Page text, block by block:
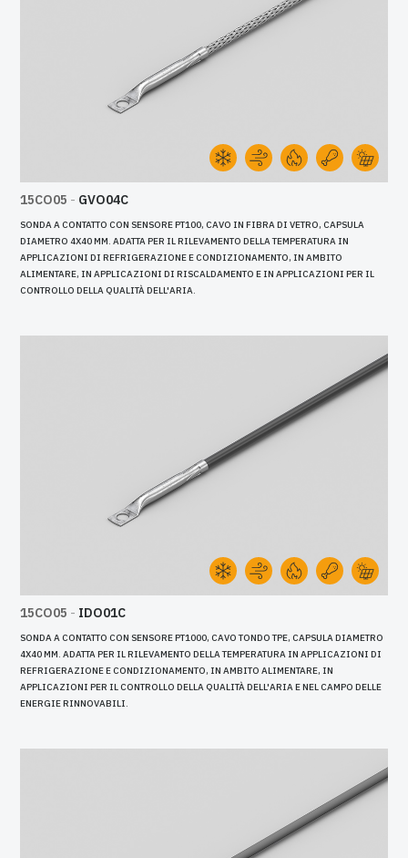
15CO05 - GVO04C
SONDA A CONTATTO CON SENSORE PT100, CAVO IN FIBRA DI VETRO, CAPSULA
DIAMETRO 4X40 MM. ADATTA PER IL RILEVAMENTO DELLA TEMPERATURA IN
APPLICAZIONI DI REFRIGERAZIONE E CONDIZIONAMENTO, IN AMBITO
ALIMENTARE, IN APPLICAZIONI DI RISCALDAMENTO E IN APPLICAZIONI PER IL
CONTROLLO DELLA QUALITÀ DELL'ARIA.
15CO05 - IDO01C
SONDA A CONTATTO CON SENSORE PT1000, CAVO TONDO TPE, CAPSULA DIAMETRO
4X40 MM. ADATTA PER IL RILEVAMENTO DELLA TEMPERATURA IN APPLICAZIONI DI
REFRIGERAZIONE E CONDIZIONAMENTO, IN AMBITO ALIMENTARE, IN
APPLICAZIONI PER IL CONTROLLO DELLA QUALITÀ DELL'ARIA E NEL CAMPO DELLE
ENERGIE RINNOVABILI.